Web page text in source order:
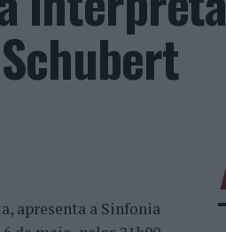
apresenta a Sinfonia